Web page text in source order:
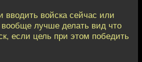
вводить войска сейчас или
лучше делать вид что
если цель при этом победить